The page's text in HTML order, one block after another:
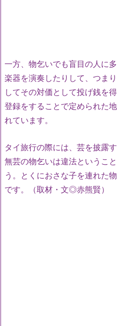
一方、物乞いでも盲目の人に
楽器を演奏したりして、つま
してその対価として投げ銭を
登録をすることで定められた
れています。
タイ旅行の際には、芸を披露
無芸の物乞いは違法というこ
う。とくにおさな子を連れた
です。（取材・文◎赤熊賢）